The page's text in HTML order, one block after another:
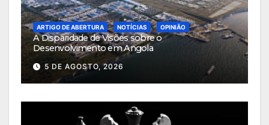
ARTIGO DE ABERTURA NOTÍCIAS OPINIÃO
A Disparidade de Visões sobre o
Desenvolvimento em Angola
5 DE AGOSTO, 2026